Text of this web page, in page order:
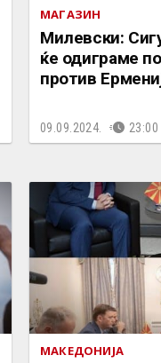
МАГАЗИН
Милевски:
ќе одиграме
против
09.09.2024. 23:00
МАКЕДОНИЈА